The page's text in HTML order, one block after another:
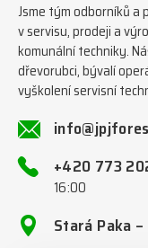
Jsme tým odborníků
v servisu, prodeji a
komunální techniky.
dřevorubci, bývalí
vyškolení servisní
+420 773
16:00
Stará Paka